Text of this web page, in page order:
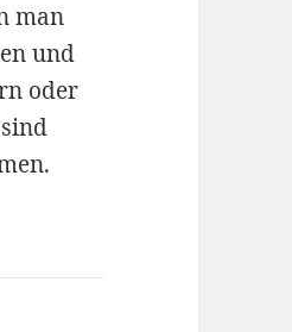
man
und
oder